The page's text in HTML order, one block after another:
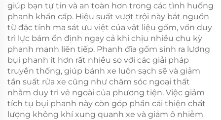
giúp bạn tự tin và an toàn hơn trong các tình huống
phanh khẩn cấp. Hiệu suất vượt trội này bắt nguồn
từ đặc tính ma sát ưu việt của vật liệu gốm, vốn duy
trì lực bám ổn định ngay cả khi chịu nhiều chu kỳ
phanh mạnh liên tiếp. Phanh đĩa gốm sinh ra lượng
bụi phanh ít hơn rất nhiều so với các giải pháp
truyền thống, giúp bánh xe luôn sạch sẽ và giảm
tần suất rửa xe cũng như chăm sóc ngoại thất
nhằm duy trì vẻ ngoài của phương tiện. Việc giảm
tích tụ bụi phanh này còn góp phần cải thiện chất
lượng không khí xung quanh xe và giảm ô nhiễm